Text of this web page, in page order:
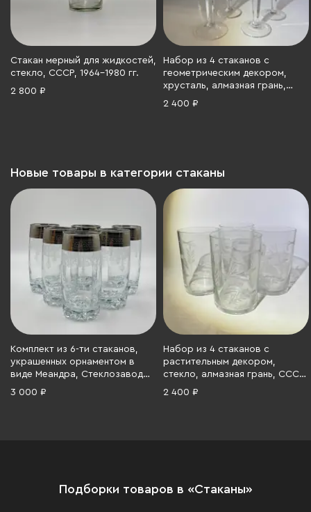
Стакан мерный для жидкостей,
стекло, СССР, 1964-1980 гг.
2 800 ₽
Набор из 4 стаканов с
геометрическим декором,
хрусталь, алмазная грань,
СССР, 1970-1990 гг.
2 400 ₽
Новые товары в категории стаканы
Комплект из 6-ти стаканов,
украшенных орнаментом в
виде Меандра, Стеклозавод
«Неман», стекло, гравировка,
3 000 ₽
Набор из 4 стаканов с
растительным декором,
стекло, алмазная грань, СССР,
1970-1990 гг.
2 400 ₽
Подборки товаров в «Стаканы»